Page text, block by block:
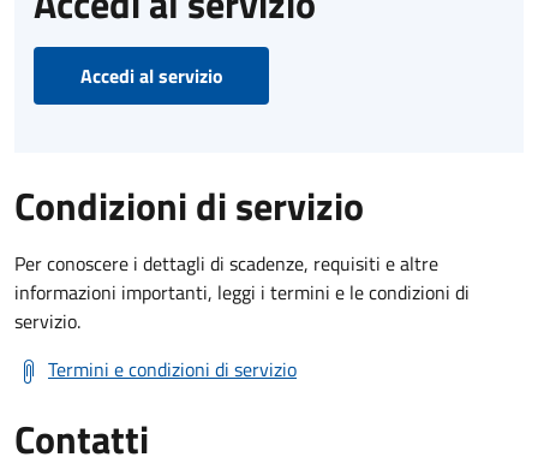
Accedi al servizio
Condizioni di servizio
Per conoscere i dettagli di scadenze, requisiti e altre
informazioni importanti, leggi i termini e le condizioni di
servizio.
Termini e condizioni di servizio
Contatti